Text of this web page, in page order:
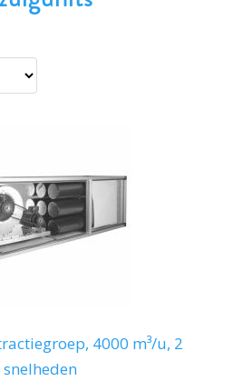
4000 m³/u, 2
snelheden